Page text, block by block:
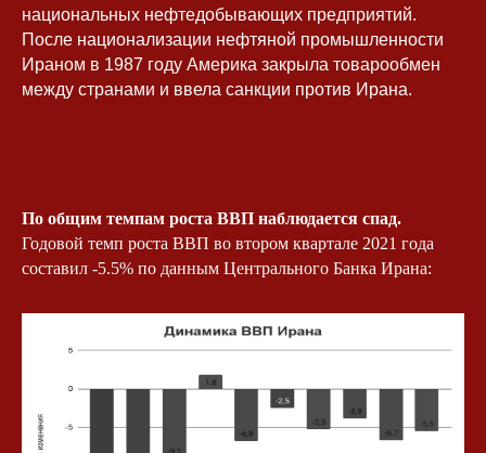
национальных нефтедобывающих предприятий.
После национализации нефтяной промышленности
Ираном в 1987 году Америка закрыла товарообмен
между странами и ввела санкции против Ирана.
По общим темпам роста ВВП наблюдается спад.
Годовой темп роста ВВП во втором квартале 2021 года
составил -5.5% по данным Центрального Банка Ирана: